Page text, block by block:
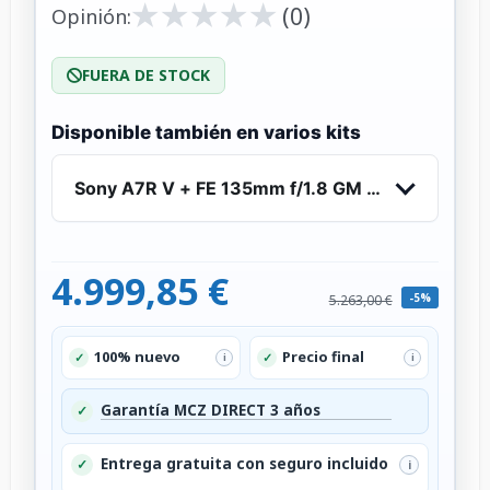
Opinión:★
★★
★★
★★
★★
★ (0)
FUERA DE STOCK
Disponible también en varios kits
Sony A7R V + FE 135mm f/1.8 GM - Cámara
4.999,85 € 5.263,00 € -5%
✓ 100% nuevo i ✓ Precio final i
✓ Garantía MCZ DIRECT 3 años
✓ Entrega gratuita con seguro incluido i